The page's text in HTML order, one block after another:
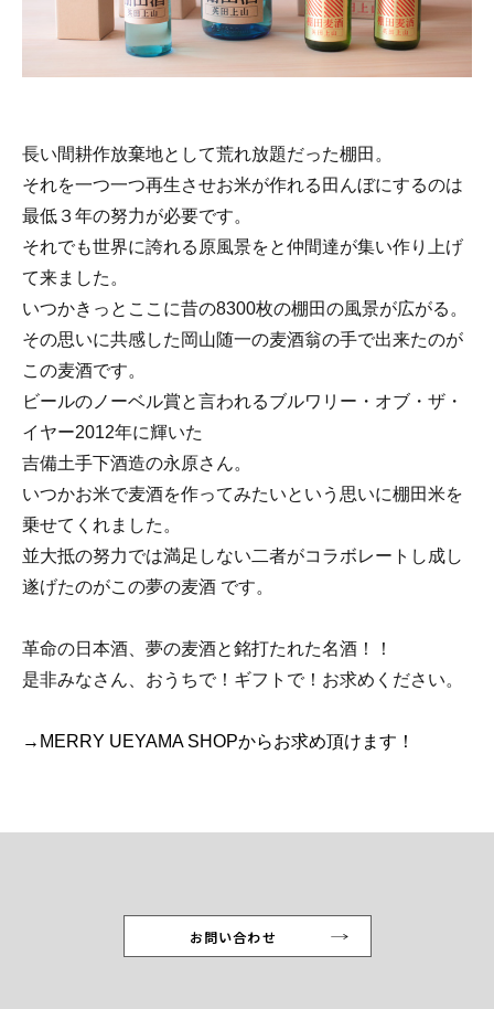
長い間耕作放棄地として荒れ放題だった棚田。
それを一つ一つ再生させお米が作れる田んぼにするのは
最低３年の努力が必要です。
それでも世界に誇れる原風景をと仲間達が集い作り上げ
て来ました。
いつかきっとここに昔の8300枚の棚田の風景が広がる。
その思いに共感した岡山随一の麦酒翁の手で出来たのが
この麦酒です。
ビールのノーベル賞と言われるブルワリー・オブ・ザ・
イヤー2012年に輝いた
吉備土手下酒造の永原さん。
いつかお米で麦酒を作ってみたいという思いに棚田米を
乗せてくれました。
並大抵の努力では満足しない二者がコラボレートし成し
遂げたのがこの夢の麦酒 です。
革命の日本酒、夢の麦酒と銘打たれた名酒！！
是非みなさん、おうちで！ギフトで！お求めください。
→MERRY UEYAMA SHOPからお求め頂けます！
お問い合わせ